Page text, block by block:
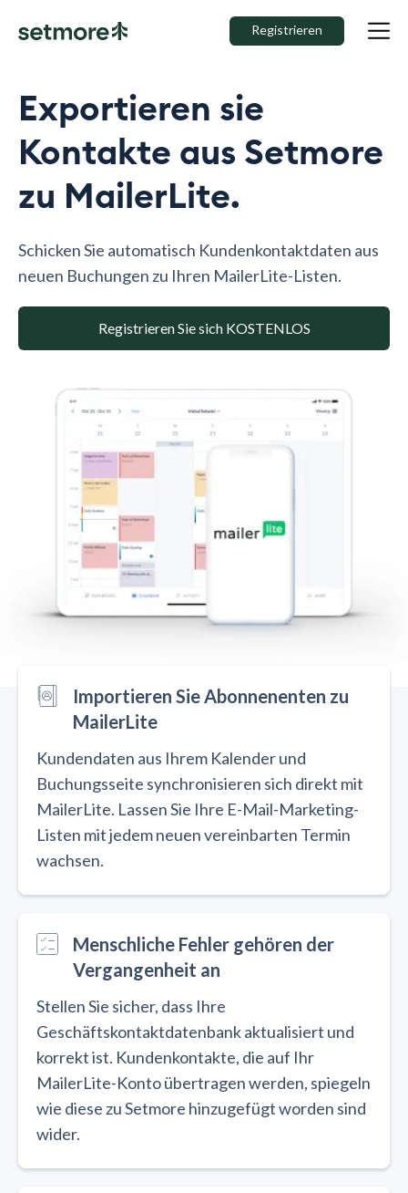
Registrieren
Exportieren sie
Kontakte aus Setmore
zu MailerLite.
Schicken Sie automatisch Kundenkontaktdaten aus
neuen Buchungen zu Ihren MailerLite-Listen.
Registrieren Sie sich KOSTENLOS
Importieren Sie Abonnenenten zu
MailerLite
Kundendaten aus Ihrem Kalender und
Buchungsseite synchronisieren sich direkt mit
MailerLite. Lassen Sie Ihre E-Mail-Marketing-
Listen mit jedem neuen vereinbarten Termin
wachsen.
Menschliche Fehler gehören der
Vergangenheit an
Stellen Sie sicher, dass Ihre
Geschäftskontaktdatenbank aktualisiert und
korrekt ist. Kundenkontakte, die auf Ihr
MailerLite-Konto übertragen werden, spiegeln
wie diese zu Setmore hinzugefügt worden sind
wider.